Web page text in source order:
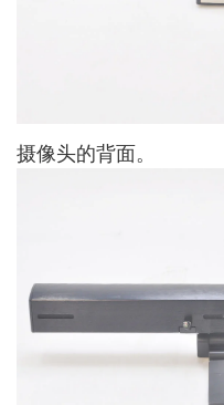
摄像头的背面。